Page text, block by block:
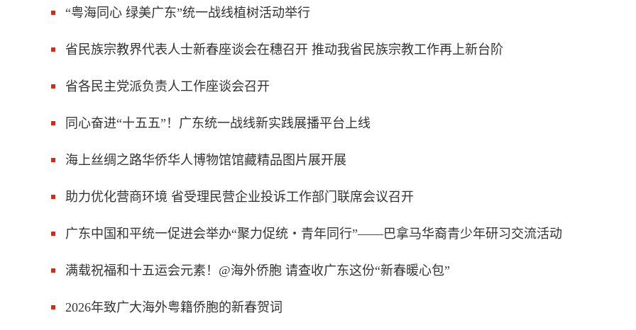
“粤海同心 绿美广东”统一战线植树活动举行
省民族宗教界代表人士新春座谈会在穗召开 推动我省民族宗教工作再上新台阶
省各民主党派负责人工作座谈会召开
同心奋进“十五五”！广东统一战线新实践展播平台上线
海上丝绸之路华侨华人博物馆馆藏精品图片展开展
助力优化营商环境 省受理民营企业投诉工作部门联席会议召开
广东中国和平统一促进会举办“聚力促统・青年同行”——巴拿马华裔青少年研习交流活动
满载祝福和十五运会元素！@海外侨胞 请查收广东这份“新春暖心包”
2026年致广大海外粤籍侨胞的新春贺词